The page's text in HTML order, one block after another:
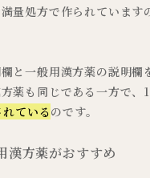
量処方で作られていま
と一般用漢方薬の説明
薬も同じである一方で、
ているのです。
漢方薬がおすすめ